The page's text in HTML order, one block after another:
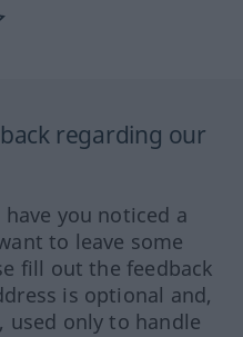
regarding our
you noticed a
to leave some
fill out the feedback
is optional and,
used only to handle